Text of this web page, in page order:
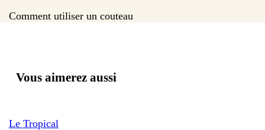
Comment utiliser un couteau
Vous aimerez aussi
Le Tropical